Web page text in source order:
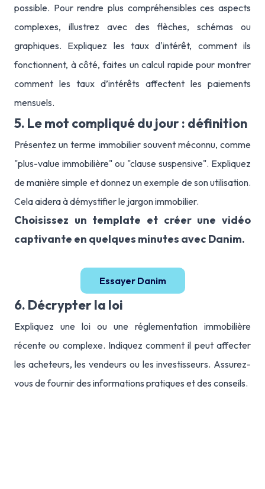
possible. Pour rendre plus compréhensibles ces aspects
complexes, illustrez avec des flèches, schémas ou
graphiques. Expliquez les taux d'intérêt, comment ils
fonctionnent, à côté, faites un calcul rapide pour montrer
comment les taux d’intérêts affectent les paiements
mensuels.
5. Le mot compliqué du jour : définition
Présentez un terme immobilier souvent méconnu, comme
"plus-value immobilière" ou "clause suspensive". Expliquez
de manière simple et donnez un exemple de son utilisation.
Cela aidera à démystifier le jargon immobilier.
Choisissez un template et créer une vidéo
captivante en quelques minutes avec Danim.
Essayer Danim
6. Décrypter la loi
Expliquez une loi ou une réglementation immobilière
récente ou complexe. Indiquez comment il peut affecter
les acheteurs, les vendeurs ou les investisseurs. Assurez-
vous de fournir des informations pratiques et des conseils.